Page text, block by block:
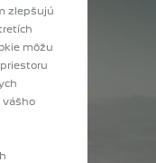
zlepšujú
môžu
vášho